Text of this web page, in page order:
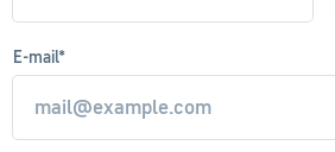
E-mail*